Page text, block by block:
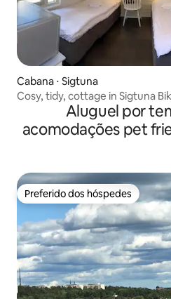
Cabana ⋅ Sigtuna
Cosy, tidy, cottage in Sigtuna
Aluguel por
acomodações pet
Preferido dos hóspedes
Preferido dos hóspedes